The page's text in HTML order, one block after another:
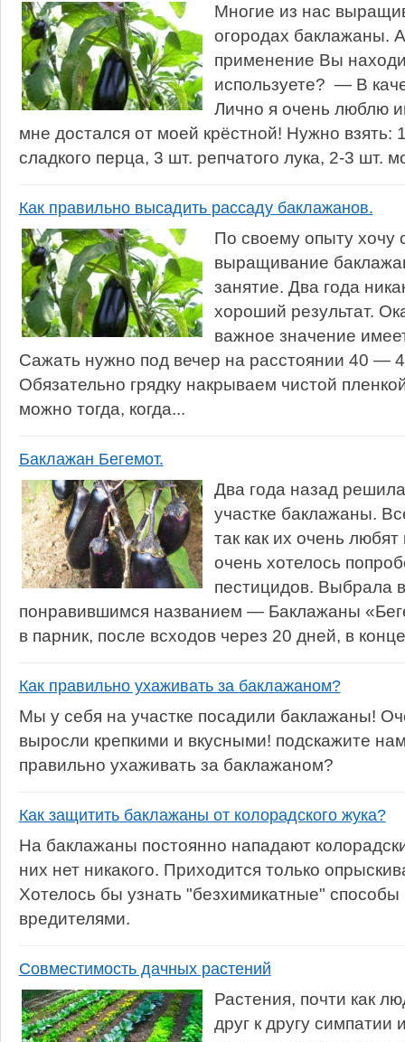
Многие из нас
огородах баклажаны.
применение Вы
используете? — В
Лично я очень люблю
мне достался от моей крёстной! Нужно взять:
сладкого перца, 3 шт. репчатого лука, 2-3 шт.
Как правильно высадить рассаду баклажанов.
По своему опыту хочу
выращивание
занятие. Два года
хороший результат.
важное значение
Сажать нужно под вечер на расстоянии 40 —
Обязательно грядку накрываем чистой
можно тогда, когда...
Баклажан Бегемот.
Два года назад
участке баклажаны.
так как их очень
очень хотелось
пестицидов. Выбрала
понравившимся названием — Баклажаны
в парник, после всходов через 20 дней, в
Как правильно ухаживать за баклажаном?
Мы у себя на участке посадили баклажаны!
выросли крепкими и вкусными! подскажите
правильно ухаживать за баклажаном?
Как защитить баклажаны от колорадского жука?
На баклажаны постоянно нападают
них нет никакого. Приходится только
Хотелось бы узнать "безхимикатные"
вредителями.
Совместимость дачных растений
Растения, почти как
друг к другу симпатии